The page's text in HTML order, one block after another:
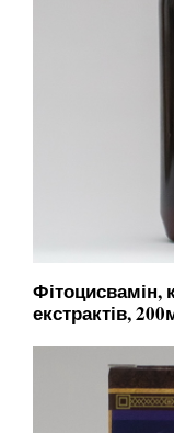
Фітоцисвамін,
екстрактів,